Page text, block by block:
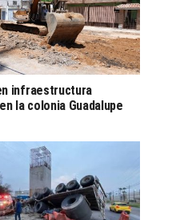
infraestructura
la colonia Guadalupe